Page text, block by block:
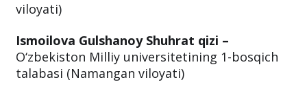
viloyati)
Ismoilova Gulshanoy Shuhrat qizi –
O‘zbekiston Milliy universitetining 1-bosqich
talabasi (Namangan viloyati)